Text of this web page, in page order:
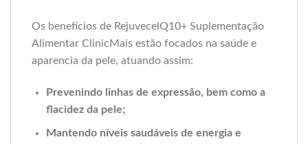
Os benefícios de RejuvecelQ10+ Suplementação
Alimentar ClinicMais estão focados na saúde e
aparencia da pele, atuando assim:
Prevenindo linhas de expressão, bem como a
flacidez da pele;
Mantendo níveis saudáveis de energia e